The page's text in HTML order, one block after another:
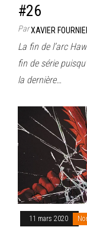
#26
ParXAVIER
La fin de l’arc
fin de série
la dernière…
11 mars 2020